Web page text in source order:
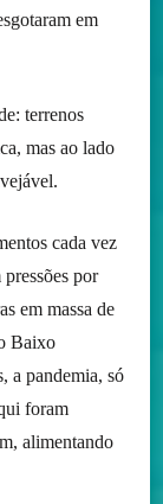
em
terrenos
mas ao lado
cada vez
por
em massa de
Baixo
a pandemia, só
foram
alimentando